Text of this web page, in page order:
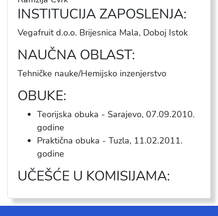
INSTITUCIJA ZAPOSLENJA:
Vegafruit d.o.o. Brijesnica Mala, Doboj Istok
NAUČNA OBLAST:
Теhničke nauke/Hemijsko inzenjerstvo
OBUKE:
Teorijska obuka - Sarajevo, 07.09.2010.
godine
Praktična obuka - Tuzla, 11.02.2011.
godine
UČEŠĆE U KOMISIJAMA: